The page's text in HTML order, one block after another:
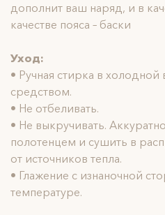
дополнит ваш наряд, и в
качестве пояса – баски
Уход:
• Ручная стирка в
средством.
• Не отбеливать.
• Не выкручивать.
полотенцем и сушить в
от источников тепла.
• Глажение с изнаночной
температуре.